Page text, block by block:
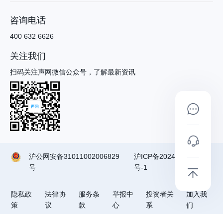
咨询电话
400 632 6626
关注我们
扫码关注声网微信公众号，了解最新资讯
沪公网安备31011002006829
号
沪ICP备2024090791
号-1
隐私政
策
法律协
议
服务条
款
举报中
心
投资者关
系
加入我
们